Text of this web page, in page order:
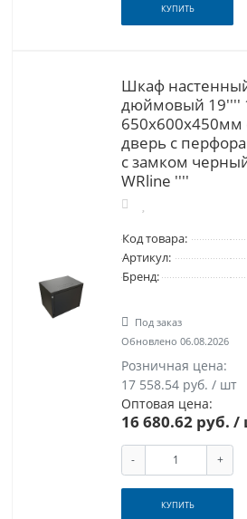
КУПИТЬ
Шкаф
дюймовый 19''''
650x600х450мм
дверь с
с замком
WRline ''''
Код товара:
Артикул:
Бренд:
Под заказ
Обновлено 06.08.2026
Розничная цена:
17 558.54 руб. / шт
Оптовая цена:
16 680.62 руб. /
- +
КУПИТЬ